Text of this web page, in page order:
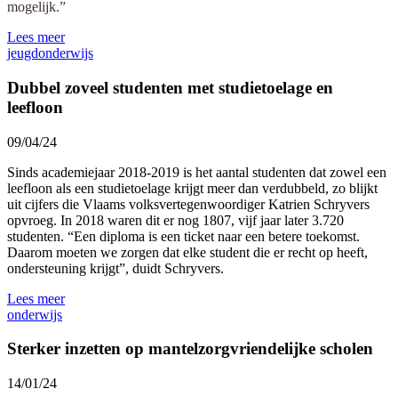
mogelijk.”
Lees meer
jeugdonderwijs
Dubbel zoveel studenten met studietoelage en
leefloon
09/04/24
Sinds academiejaar 2018-2019 is het aantal studenten dat zowel een
leefloon als een studietoelage krijgt meer dan verdubbeld, zo blijkt
uit cijfers die Vlaams volksvertegenwoordiger Katrien Schryvers
opvroeg. In 2018 waren dit er nog 1807, vijf jaar later 3.720
studenten. “Een diploma is een ticket naar een betere toekomst.
Daarom moeten we zorgen dat elke student die er recht op heeft,
ondersteuning krijgt”, duidt Schryvers.
Lees meer
onderwijs
Sterker inzetten op mantelzorgvriendelijke scholen
14/01/24